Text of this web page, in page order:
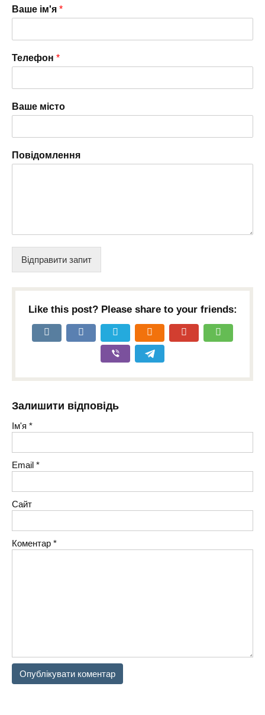
Ваше ім'я *
Телефон *
Ваше місто
Повідомлення
Відправити запит
Like this post? Please share to your friends:
Залишити відповідь
Ім'я *
Email *
Сайт
Коментар *